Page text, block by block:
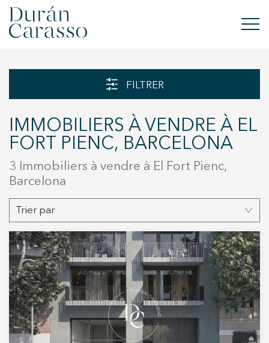
VENDRE
NOUVELLE CONSTRUCTION
INVESTISSEMENTS
GROUPE DC
CONTACT
+34 935 178 067
FILTRER
IMMOBILIERS À VENDRE À EL
FORT PIENC, BARCELONA
3 Immobiliers à vendre à El Fort Pienc,
Barcelona
Trier par